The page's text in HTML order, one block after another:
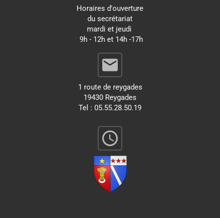
Horaires d'ouverture
du secrétariat
mardi et jeudi
9h - 12h et 14h -17h
email
1 route de reygades
19430 Reygades
Tel : 05.55.28.50.19
query_builder